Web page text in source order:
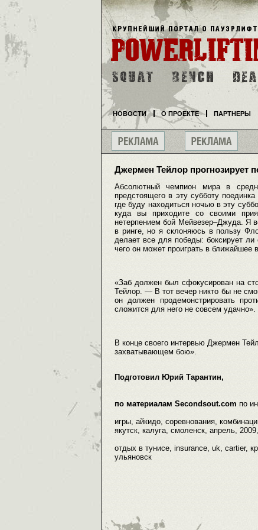
Джермен Тейлор прогнозирует
Абсолютный чемпион мира в
предстоящего в эту субботу
где буду находиться ночью в эту
куда вы приходите со своими
нетерпением бой Мейвезер–Джуда. Я
в ринге, но я склоняюсь в пользу
делает все для победы: боксирует
чего он может проиграть в ближайшее
«Заб должен был сфокусирован на
Тейлор. — В тот вечер никто бы не
он должен продемонстрировать
сложится для него не совсем удачно».
В конце своего интервью Джермен
захватывающем бою».
Подготовил Юрий Тарантин,
по материалам Secondsout.com по
игры, айкидо, соревнования,
якутск, калуга, смоленск, апрель,
отдых в тунисе, insurance, uk, cartier,
ульяновск
НОВОСТИ О ПРОЕКТЕ ПАРТНЕРЫ